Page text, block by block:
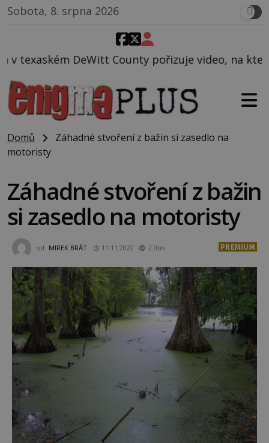
Sobota, 8. srpna 2026
pořizuje video, na kterém před jeho vozem
Domů
Záhadné stvoření z bažin si zasedlo na
motoristy
Záhadné stvoření z bažin
si zasedlo na motoristy
od MIREK BRÁT 11.11.2022 2.0tis PREMIUM